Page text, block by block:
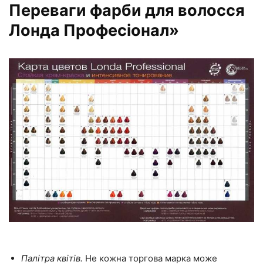
Переваги фарби для волосся
Лонда Професіонал»
Палітра квітів. Не кожна торгова марка може